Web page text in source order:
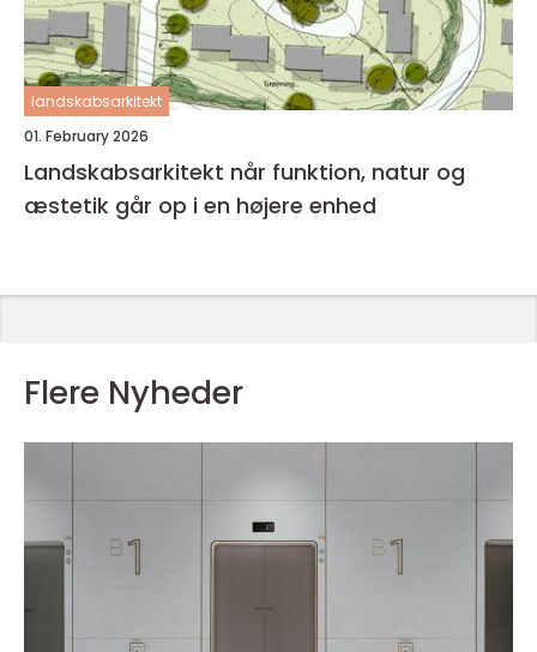
landskabsarkitekt
01. February 2026
Landskabsarkitekt når funktion, natur og
æstetik går op i en højere enhed
Flere Nyheder